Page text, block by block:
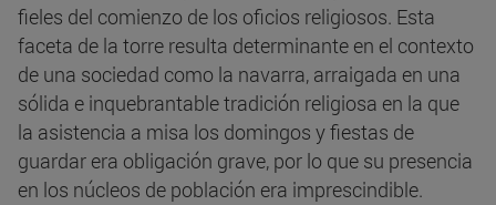
fieles del comienzo de los oficios religiosos. Esta
faceta de la torre resulta determinante en el contexto
de una sociedad como la navarra, arraigada en una
sólida e inquebrantable tradición religiosa en la que
la asistencia a misa los domingos y fiestas de
guardar era obligación grave, por lo que su presencia
en los núcleos de población era imprescindible.